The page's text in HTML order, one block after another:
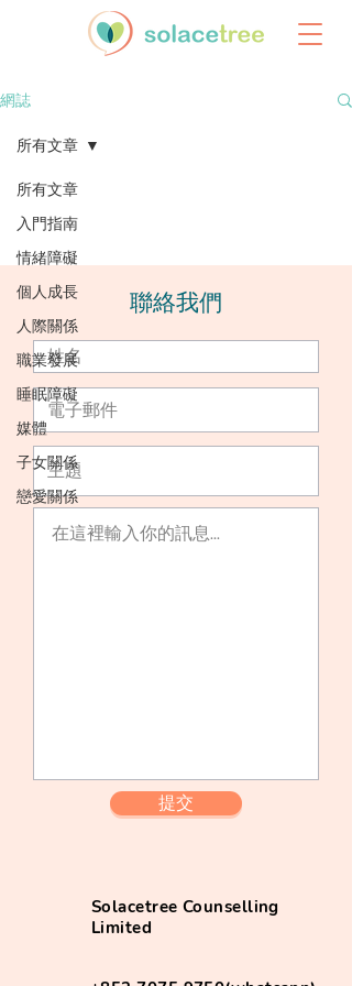
網誌
所有文章
入門指南
情緒障礙
個人成長
人際關係
職業發展
睡眠障礙
媒體
子女關係
戀愛關係
所有文章
​聯絡我們
提交
Solacetree Counselling
Limited